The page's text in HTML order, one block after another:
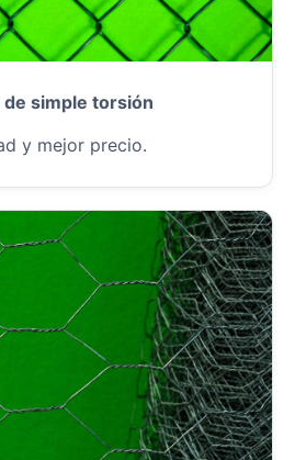
de simple torsión
y mejor precio.